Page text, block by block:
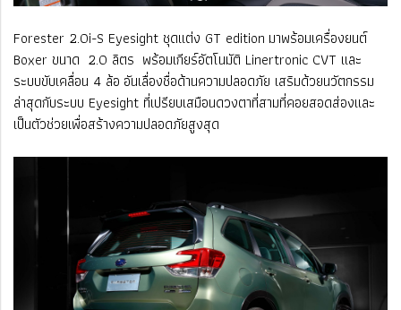
Forester 2.0i-S Eyesight ชุดแต่ง GT edition มาพร้อมเครื่องยนต์
Boxer ขนาด 2.0 ลิตร พร้อมเกียร์อัตโนมัติ Linertronic CVT และ
ระบบขับเคลื่อน 4 ล้อ อันเลื่องชื่อด้านความปลอดภัย เสริมด้วยนวัตกรรม
ล่าสุดกับระบบ Eyesight ที่เปรียบเสมือนดวงตาที่สามที่คอยสอดส่องและ
เป็นตัวช่วยเพื่อสร้างความปลอดภัยสูงสุด